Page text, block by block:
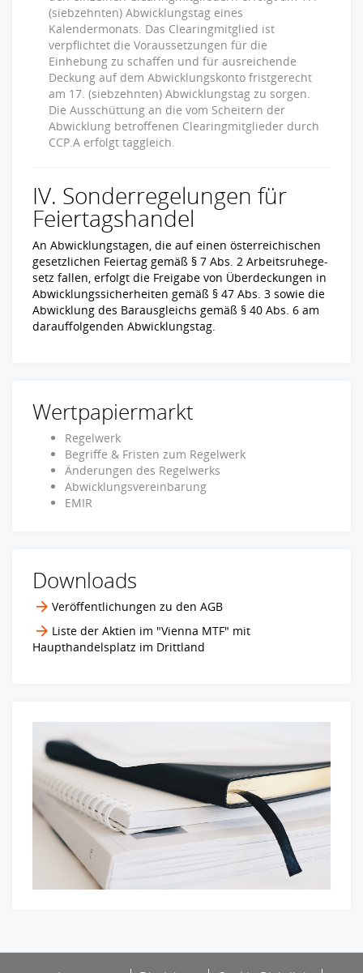
(siebzehnten) Abwicklungstag eines
Kalendermonats. Das Clearingmitglied ist
verpflichtet die Voraussetzungen für die
Einhebung zu schaffen und für ausreichende
Deckung auf dem Abwicklungskonto fristgerecht
am 17. (siebzehnten) Abwicklungstag zu sorgen.
Die Ausschüttung an die vom Scheitern der
Abwicklung betroffenen Clearingmitglieder durch
CCP.A erfolgt taggleich.
IV. Sonderregelungen für
Feiertagshandel
An Abwicklungstagen, die auf einen österreichischen
gesetzlichen Feiertag gemäß § 7 Abs. 2 Arbeitsruhege-
setz fallen, erfolgt die Freigabe von Überdeckungen in
Abwicklungssicherheiten gemäß § 47 Abs. 3 sowie die
Abwicklung des Barausgleichs gemäß § 40 Abs. 6 am
darauffolgenden Abwicklungstag.
Wertpapiermarkt
Regelwerk
Begriffe & Fristen zum Regelwerk
Änderungen des Regelwerks
Abwicklungsvereinbarung
EMIR
Downloads
Veröffentlichungen zu den AGB
Liste der Aktien im "Vienna MTF" mit
Haupthandelsplatz im Drittland